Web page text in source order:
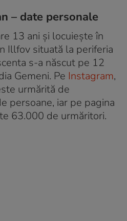
– date personale
13 ani și locuiește în
Illfov situată la periferia
s-a născut pe 12
Gemeni. Pe Instagram,
urmărită de
persoane, iar pe pagina
63.000 de urmăritori.